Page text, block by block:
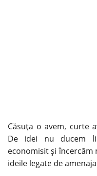
Căsuţa o avem, curte
De idei nu ducem
economisit şi încercăm
ideile legate de